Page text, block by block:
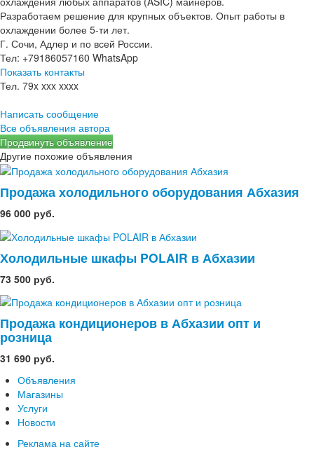
Разработаем решение для крупных объектов. Опыт работы в
охлаждении более 5-ти лет.
Г. Сочи, Адлер и по всей России.
Тел: +79186057160 WhatsApp
Показать контакты
Тел. 79x xxx xxxx
Написать сообщение
Все объявления автора
Продвинуть объявление
Другие похожие объявления
Продажа холодильного оборудования Абхазия
96 000 руб.
Холодильные шкафы POLAIR в Абхазии
73 500 руб.
Продажа кондиционеров в Абхазии опт и
розница
31 690 руб.
Объявления
Магазины
Услуги
Новости
Реклама на сайте